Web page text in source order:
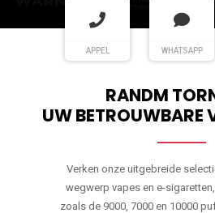
APPEL WHATSAPP
RANDM
UW BETROUWBARE
Verken onze uitgebreide
wegwerp vapes en e-
zoals de 9000, 7000 en 10000